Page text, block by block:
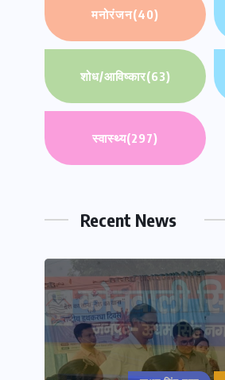
मनोरंजन(40)
शोध/आविष्कार(63)
स्वास्थ्य(297)
Recent News